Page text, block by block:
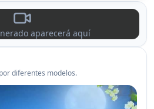
aparecerá aquí
diferentes modelos.